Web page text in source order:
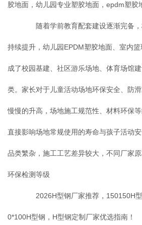
胶地面，幼儿园专业塑胶地面，epdm塑胶
随着学前教育配套建设逐渐完备，
持续提升，幼儿园EPDM塑胶地面、室内
成了校园基建、社区游乐场地、体育场馆
类。家长对于儿童活动场地环保安全、防
慢慢的升高，场地施工规范性、材料环保
直接影响场地常规使用的寿命与孩子活动
品类繁杂，施工工艺差异较大，不同厂家原
环保检测等级
2026H型钢厂家推荐，150150H型
0*100H型钢，H型钢定制厂家优选指南！